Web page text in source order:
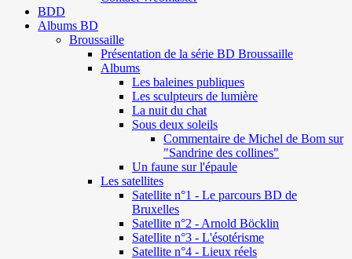
BDD
Albums BD
Broussaille
Présentation de la série BD Broussaille
Albums
Les baleines publiques
Les sculpteurs de lumière
La nuit du chat
Sous deux soleils
Commentaire de Michel de Bom sur
"Sandrine des collines"
Un faune sur l'épaule
Les satellites
Satellite n°1 - Le parcours BD de
Bruxelles
Satellite n°2 - Arnold Böcklin
Satellite n°3 - L'ésotérisme
Satellite n°4 - Lieux réels